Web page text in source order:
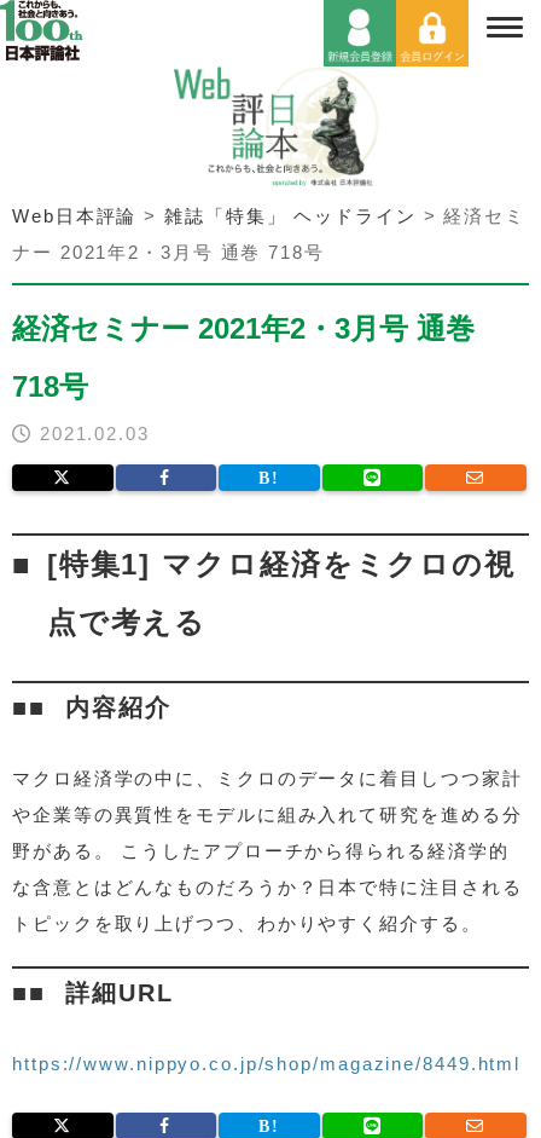
Web日本評論 >雑誌「特集」 ヘッドライン >経済セミ
ナー 2021年2・3月号 通巻 718号
経済セミナー 2021年2・3月号 通巻
718号
2021.02.03
[特集1] マクロ経済をミクロの視
点で考える
内容紹介
マクロ経済学の中に、ミクロのデータに着目しつつ家計
や企業等の異質性をモデルに組み入れて研究を進める分
野がある。 こうしたアプローチから得られる経済学的
な含意とはどんなものだろうか？日本で特に注目される
トピックを取り上げつつ、わかりやすく紹介する。
詳細URL
https://www.nippyo.co.jp/shop/magazine/8449.html